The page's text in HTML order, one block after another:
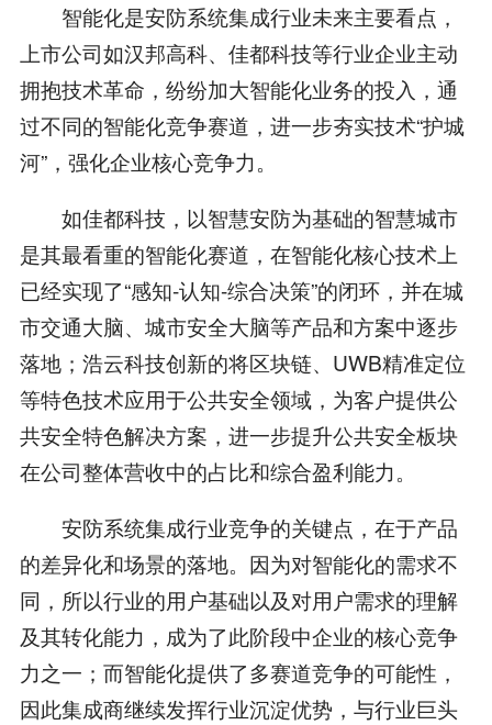
智能化是安防系统集成行业未来主要看点，
上市公司如汉邦高科、佳都科技等行业企业主动
拥抱技术革命，纷纷加大智能化业务的投入，通
过不同的智能化竞争赛道，进一步夯实技术“护城
河”，强化企业核心竞争力。
如佳都科技，以智慧安防为基础的智慧城市
是其最看重的智能化赛道，在智能化核心技术上
已经实现了“感知-认知-综合决策”的闭环，并在城
市交通大脑、城市安全大脑等产品和方案中逐步
落地；浩云科技创新的将区块链、UWB精准定位
等特色技术应用于公共安全领域，为客户提供公
共安全特色解决方案，进一步提升公共安全板块
在公司整体营收中的占比和综合盈利能力。
安防系统集成行业竞争的关键点，在于产品
的差异化和场景的落地。因为对智能化的需求不
同，所以行业的用户基础以及对用户需求的理解
及其转化能力，成为了此阶段中企业的核心竞争
力之一；而智能化提供了多赛道竞争的可能性，
因此集成商继续发挥行业沉淀优势，与行业巨头